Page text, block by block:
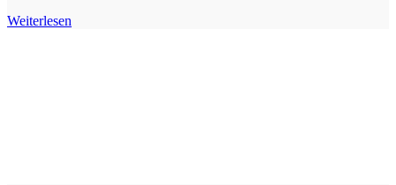
Weiterlesen